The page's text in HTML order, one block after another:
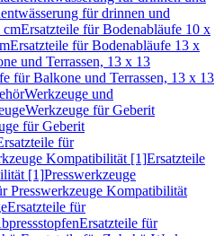
für drinnen und
cmErsatzteile für Bodenabläufe 10 x
Ersatzteile für Bodenabläufe 13 x
und Terrassen, 13 x 13
für Balkone und Terrassen, 13 x 13
Werkzeuge und
Werkzeuge für Geberit
für Geberit
für
Kompatibilität [1]Ersatzteile
[1]Presswerkzeuge
Presswerkzeuge Kompatibilität
Ersatzteile für
Ersatzteile für